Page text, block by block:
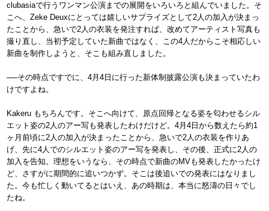
clubasiaで行うワンマン公演までの展開をいろいろと組んでいました。そ
こへ、Zeke Deuxにとっては嬉しいサプライズとして2人の加入が決まっ
たことから、急いで2人の衣装を発注すれば、改めてアーティスト写真も
撮り直し、当初予定していた新曲ではなく、この4人だからこそ相応しい
新曲を制作しようと、そこも組み直しました。
──その時点ですでに、4月4日に行った新体制披露公演も決まっていたわ
けですよね。
Kakeru もちろんです。そこへ向けて、原点回帰となる姿を匂わせるシル
エット姿の2人のアー写も発表したわけだけど。4月4日から数えたら約1
ヶ月前頃に2人の加入が決まったことから、急いで2人の衣装を作りあ
げ、先に4人でのシルエット姿のアー写を発表し、その後、正式に2人の
加入を告知。理想をいうなら、その時点で新曲のMVも発表したかったけ
ど、さすがに期間的に追いつかず。そこは後追いでの発表にはなりまし
た。今も忙しく動いてるとはいえ、あの時期は、本当に怒濤の日々でし
たね。